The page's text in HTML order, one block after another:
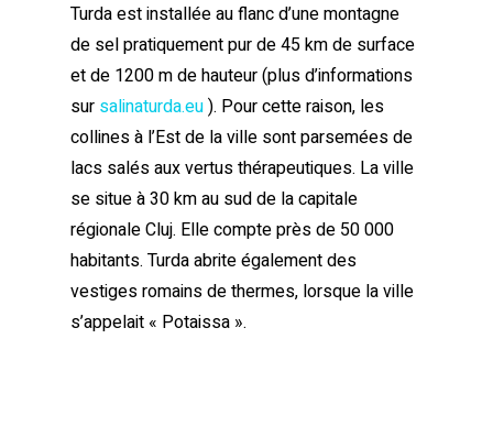
Turda est installée au flanc d’une montagne
de sel pratiquement pur de 45 km de surface
et de 1200 m de hauteur (plus d’informations
sur salinaturda.eu). Pour cette raison, les
collines à l’Est de la ville sont parsemées de
lacs salés aux vertus thérapeutiques. La ville
se situe à 30 km au sud de la capitale
régionale Cluj. Elle compte près de 50 000
habitants. Turda abrite également des
vestiges romains de thermes, lorsque la ville
s’appelait « Potaissa ».